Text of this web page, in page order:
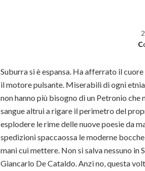
Suburra si è espansa. Ha afferrato il
il motore pulsante. Miserabili di ogni
non hanno più bisogno di un Petronio che
sangue altrui a rigare il perimetro del
esplodere le rime delle nuove poesie da
spedizioni spaccaossa le moderne
mani cui mettere. Non si salva nessuno in
Giancarlo De Cataldo. Anzi no, questa